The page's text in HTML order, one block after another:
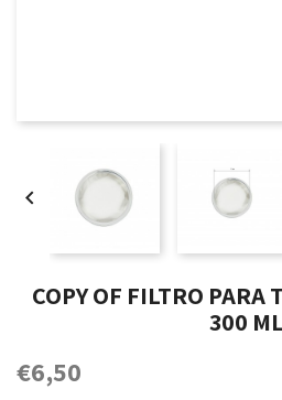

COPY OF FILTRO PARA
300 ML
€6,50